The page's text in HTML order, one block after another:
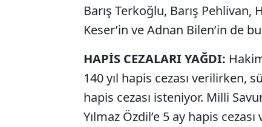
Barış Terkoğlu, Barış Pehlivan,
Keser’in ve Adnan Bilen’in de
HAPİS CEZALARI YAĞDI:
140 yıl hapis cezası verilirken,
hapis cezası isteniyor. Milli
Yılmaz Özdil’e 5 ay hapis